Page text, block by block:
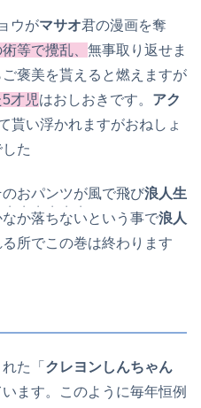
ウがマサオ君の漫画を奪
等で攪乱、 無事取り返せま
褒美を貰えると燃えますが
才児はおしおきです。 アク
貰い浮かれますがおねしょ
た
おパンツが風で飛び浪人生
なか落ちない
・・・・・・
という事で浪人
所でこの巻は終わります
た「 クレヨンしんちゃん
ます。このように毎年恒例